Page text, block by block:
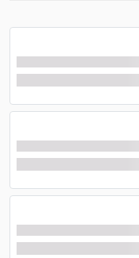
ضمن اینکه تعدادی
جکوزی هستند که
قیمت در اتاق
تدارک دیده شده
تخت با کانال‌های
تهویه مطبوع،،
و حوله، مبلمان
نمود.